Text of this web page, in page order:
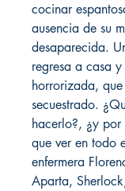
cocinar
ausencia de su
desaparecida.
regresa a casa
horrorizada,
secuestrado.
hacerlo?, ¿y por
que ver en todo
enfermera
Aparta,